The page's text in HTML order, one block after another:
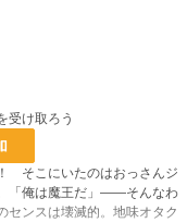
受け取ろう
そこにいたのはおっさんジ
「俺は魔王だ」――そんなわ
ンスは壊滅的。地味オタク